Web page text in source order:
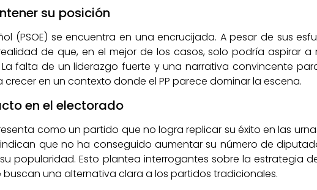
su posición
(PSOE) se encuentra en una encrucijada. A pesar de sus
de que, en el mejor de los casos, solo podría aspirar a
falta de un liderazgo fuerte y una narrativa convincente
en un contexto donde el PP parece dominar la escena.
en el electorado
como un partido que no logra replicar su éxito en las
que no ha conseguido aumentar su número de
popularidad. Esto plantea interrogantes sobre la estrategia
una alternativa clara a los partidos tradicionales.